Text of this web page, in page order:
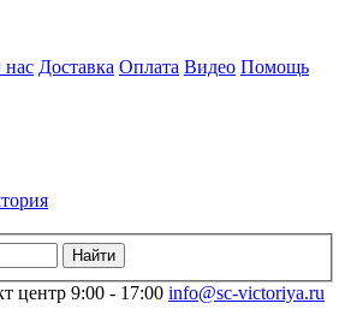
Доставка Оплата Видео Помощь
центр 9:00 - 17:00 info@sc-victoriya.ru